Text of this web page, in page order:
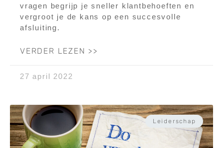
vragen begrijp je sneller klantbehoeften en
vergroot je de kans op een succesvolle
afsluiting.
VERDER LEZEN >>
27 april 2022
Leiderschap